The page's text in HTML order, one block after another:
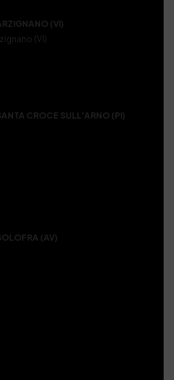
(VI)
(VI)
CROCE SULL’ARNO (PI)
(AV)